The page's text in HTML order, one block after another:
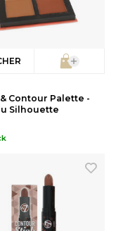
Contour Palette -
Silhouette